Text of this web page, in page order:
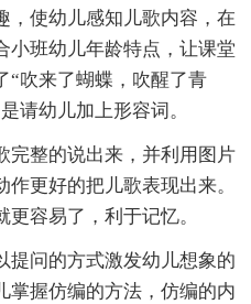
，使幼儿感知儿歌内容，在
小班幼儿年龄特点，让课堂
“吹来了蝴蝶，吹醒了青
请幼儿加上形容词。
完整的说出来，并利用图片
更好的把儿歌表现出来。
容易了，利于记忆。
提问的方式激发幼儿想象的
掌握仿编的方法，仿编的内